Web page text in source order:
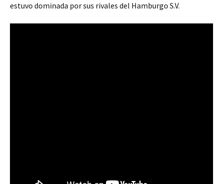
estuvo dominada por sus rivales del Hamburgo S.V.